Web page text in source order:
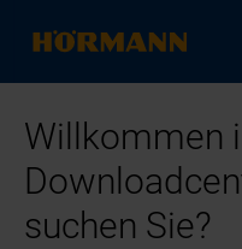
Willkommen
suchen Sie?